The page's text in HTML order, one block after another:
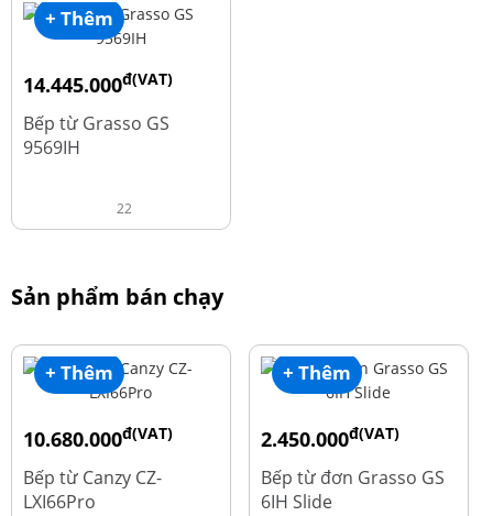
+ Thêm
14.445.000đ(VAT)
19.260.000
Bếp từ Grasso GS
9569IH
22
Sản phẩm bán chạy
+ Thêm
10.680.000đ(VAT)
15.980.000
Bếp từ Canzy CZ-
LXI66Pro
+ Thêm
2.450.000đ(VAT)
3.560.000
Bếp từ đơn Grasso GS
6IH Slide